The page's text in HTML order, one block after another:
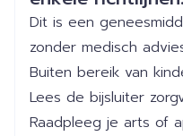
Merken
Lengte 135
Dit is een
zonder medisch
Buiten bereik van
Lees de bijsluiter
Raadpleeg je arts of